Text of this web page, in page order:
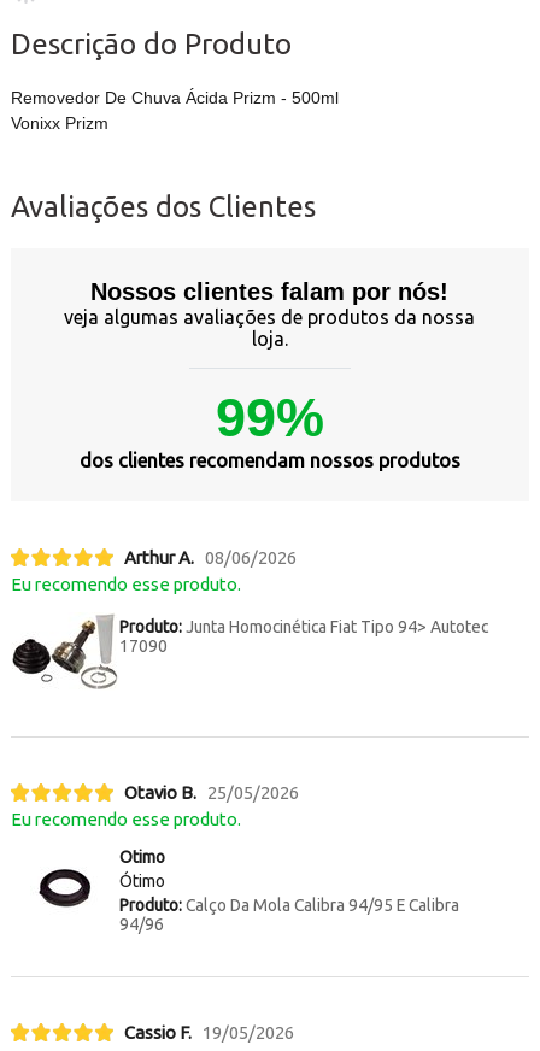
Descrição do Produto
Removedor De Chuva Ácida Prizm - 500ml
Vonixx Prizm
Avaliações dos Clientes
Nossos clientes falam por nós!
veja algumas avaliações de produtos da nossa
loja.
99%
dos clientes recomendam nossos produtos
Arthur A. 08/06/2026
Eu recomendo esse produto.
Produto:Junta Homocinética Fiat Tipo 94> Autotec
17090
Otavio B. 25/05/2026
Eu recomendo esse produto.
Otimo
Ótimo
Produto:Calço Da Mola Calibra 94/95 E Calibra
94/96
Cassio F. 19/05/2026